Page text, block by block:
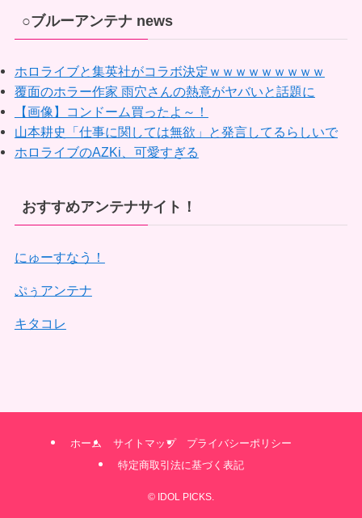
○ブルーアンテナ news
ホロライブと集英社がコラボ決定ｗｗｗｗｗｗｗｗｗ
覆面のホラー作家 雨穴さんの熱意がヤバいと話題に
【画像】コンドーム買ったよ～！
山本耕史「仕事に関しては無欲」と発言してるらしいで
ホロライブのAZKi、可愛すぎる
おすすめアンテナサイト！
にゅーすなう！
ぷぅアンテナ
キタコレ
ホーム サイトマップ
プライバシーポリシー
特定商取引法に基づく表記
© IDOL PICKS.